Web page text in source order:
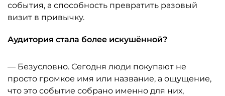
события, а способность превратить разовый
визит в привычку.
Аудитория стала более искушённой?
— Безусловно. Сегодня люди покупают не
просто громкое имя или название, а ощущение,
что это событие собрано именно для них,